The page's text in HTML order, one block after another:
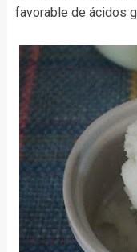
favorable de ácidos